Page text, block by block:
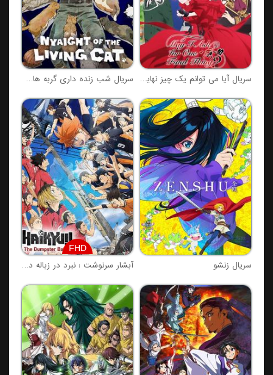
سریال آیا می توانم یک چیز نهایی را بخواهم؟ سریال شب زنده داری گربه های زنده
سریال زنشو
FHD
آبشار سرنوشت : نبرد در زباله دانی